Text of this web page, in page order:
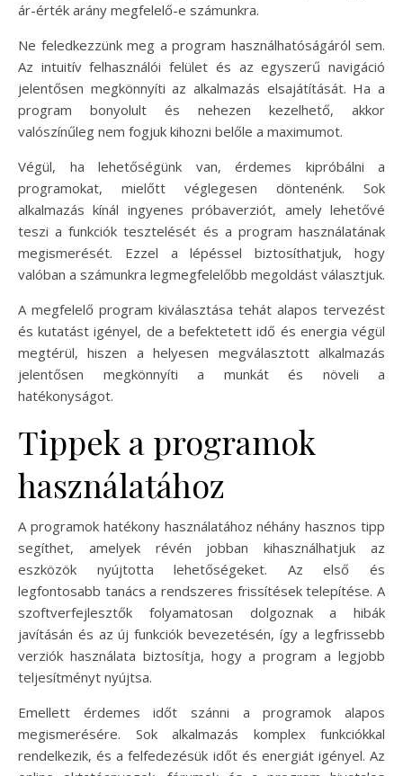
ár-érték arány megfelelő-e számunkra.
Ne feledkezzünk meg a program használhatóságáról sem.
Az intuitív felhasználói felület és az egyszerű navigáció
jelentősen megkönnyíti az alkalmazás elsajátítását. Ha a
program bonyolult és nehezen kezelhető, akkor
valószínűleg nem fogjuk kihozni belőle a maximumot.
Végül, ha lehetőségünk van, érdemes kipróbálni a
programokat, mielőtt véglegesen döntenénk. Sok
alkalmazás kínál ingyenes próbaverziót, amely lehetővé
teszi a funkciók tesztelését és a program használatának
megismerését. Ezzel a lépéssel biztosíthatjuk, hogy
valóban a számunkra legmegfelelőbb megoldást választjuk.
A megfelelő program kiválasztása tehát alapos tervezést
és kutatást igényel, de a befektetett idő és energia végül
megtérül, hiszen a helyesen megválasztott alkalmazás
jelentősen megkönnyíti a munkát és növeli a
hatékonyságot.
Tippek a programok
használatához
A programok hatékony használatához néhány hasznos tipp
segíthet, amelyek révén jobban kihasználhatjuk az
eszközök nyújtotta lehetőségeket. Az első és
legfontosabb tanács a rendszeres frissítések telepítése. A
szoftverfejlesztők folyamatosan dolgoznak a hibák
javításán és az új funkciók bevezetésén, így a legfrissebb
verziók használata biztosítja, hogy a program a legjobb
teljesítményt nyújtsa.
Emellett érdemes időt szánni a programok alapos
megismerésére. Sok alkalmazás komplex funkciókkal
rendelkezik, és a felfedezésük időt és energiát igényel. Az